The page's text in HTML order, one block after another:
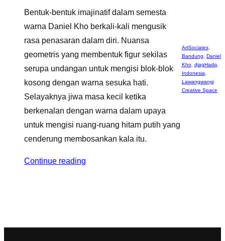
Bentuk-bentuk imajinatif dalam semesta
warna Daniel Kho berkali-kali mengusik
rasa penasaran dalam diri. Nuansa
geometris yang membentuk figur sekilas
serupa undangan untuk mengisi blok-blok
kosong dengan warna sesuka hati.
Selayaknya jiwa masa kecil ketika
berkenalan dengan warna dalam upaya
untuk mengisi ruang-ruang hitam putih yang
cenderung membosankan kala itu.
Continue reading
ArtSociates,
Bandung
Daniel
Kho, djagHadq
Indonesia
Lawangwangi
Creative Space